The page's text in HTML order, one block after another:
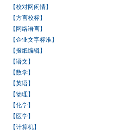
【校对网闲情】
【方言校标】
【网络语言】
【企业文字标准】
【报纸编辑】
【语文】
【数学】
【英语】
【物理】
【化学】
【医学】
【计算机】